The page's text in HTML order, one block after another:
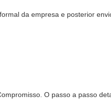
da empresa e posterior
O passo a passo